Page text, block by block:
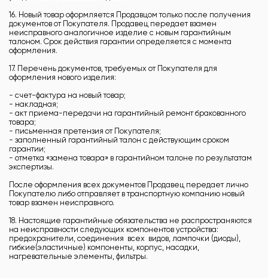
16. Новый товар оформляется Продавцом только после получения
документов от Покупателя. Продавец передает взамен
неисправного аналогичное изделие с новым гарантийным
талоном. Срок действия гарантии определяется с момента
оформления.
17. Перечень документов, требуемых от Покупателя для
оформления нового изделия:
- счет-фактура на новый товар;
- накладная;
- акт приема-передачи на гарантийный ремонт бракованного
товара;
- письменная претензия от Покупателя;
- заполненный гарантийный талон с действующим сроком
гарантии;
- отметка «замена товара» в гарантийном талоне по результатам
экспертизы.
После оформления всех документов Продавец передает лично
Покупателю либо отправляет в транспортную компанию новый
товар взамен неисправного.
18. Настоящие гарантийные обязательства не распространяются
на неисправности следующих компонентов устройства:
предохранители, соединения всех видов, лампочки (диоды),
гибкие(эластичные) компоненты, корпус, насадки,
нагревательные элементы, фильтры.